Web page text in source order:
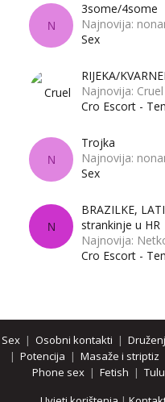
N
3some/4some
Najnovija:
Sex
RIJEKA/
Najnovija:
Cro Escort -
N
Trojka
Najnovija:
Sex
N
BRAZILKE,
strankinje u HR
Najnovija:
Cro Escort -
Sex| Osobni kontakti |
| Potencija | Masaže i striptiz
Phone sex| Fetish |